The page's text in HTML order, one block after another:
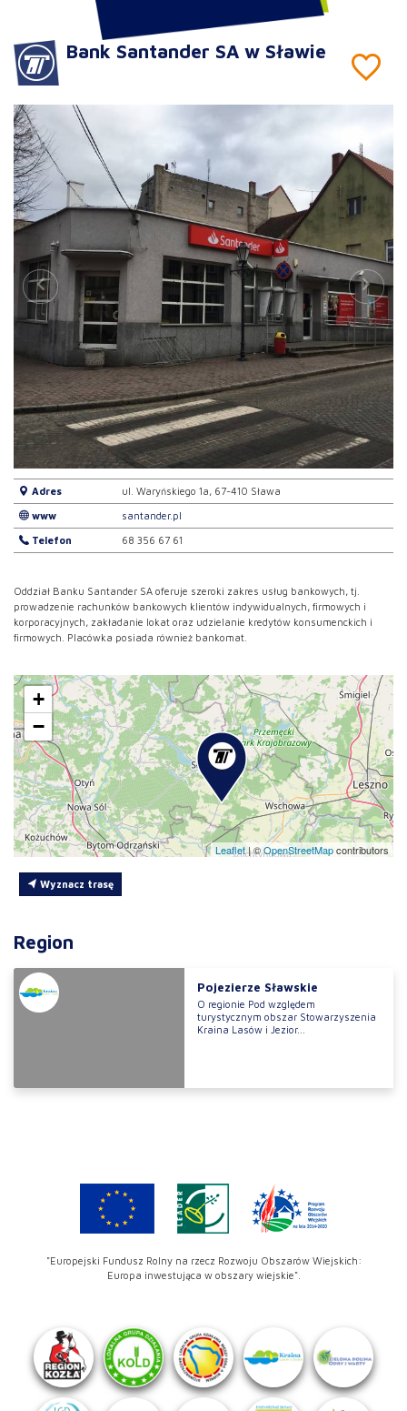
Bank Santander SA w Sławie
Adres ul. Waryńskiego 1a, 67-410 Sława
www santander.pl
Telefon 68 356 67 61
Oddział Banku Santander SA oferuje szeroki zakres usług bankowych, tj.
prowadzenie rachunków bankowych klientów indywidualnych, firmowych i
korporacyjnych, zakładanie lokat oraz udzielanie kredytów konsumenckich i
firmowych. Placówka posiada również bankomat.
+
−
Leaflet|©OpenStreetMapcontributors
Wyznacz trasę
Region
Pojezierze Sławskie
O regionie Pod względem
turystycznym obszar Stowarzyszenia
Kraina Lasów i Jezior...
"Europejski Fundusz Rolny na rzecz Rozwoju Obszarów Wiejskich:
Europa inwestująca w obszary wiejskie".